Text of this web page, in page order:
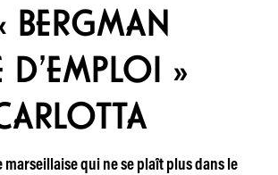
BERGMAN
»
marseillaise qui ne se plaît plus dans le